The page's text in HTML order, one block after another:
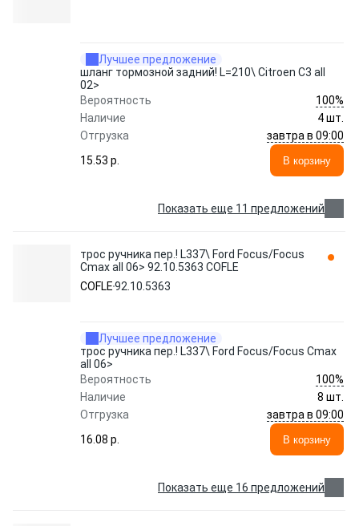
Лучшее предложение
шланг тормозной задний! L=210\ Citroen C3 all
02>
Вероятность
100%
Наличие
4 шт.
Отгрузка
завтра в 09:00
15.53 p.
В корзину
Показать еще 11 предложений
трос ручника пер.! L337\ Ford Focus/Focus
Cmax all 06> 92.10.5363 COFLE
COFLE92.10.5363
Лучшее предложение
трос ручника пер.! L337\ Ford Focus/Focus Cmax
all 06>
Вероятность
100%
Наличие
8 шт.
Отгрузка
завтра в 09:00
16.08 p.
В корзину
Показать еще 16 предложений